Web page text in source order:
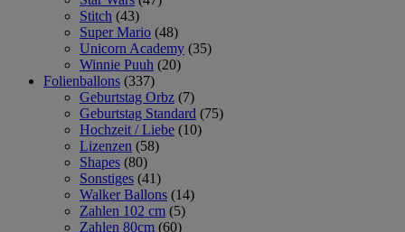
Stitch (43)
Super Mario (48)
Unicorn Academy (35)
Winnie Puuh (20)
Folienballons (337)
Geburtstag Orbz (7)
Geburtstag Standard (75)
Hochzeit / Liebe (10)
Lizenzen (58)
Shapes (80)
Sonstiges (41)
Walker Ballons (14)
Zahlen 102 cm (5)
Zahlen 80cm (60)